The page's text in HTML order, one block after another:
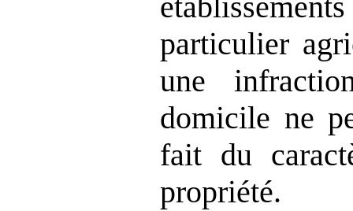
particulier
une
domicile ne
fait du
propriété.